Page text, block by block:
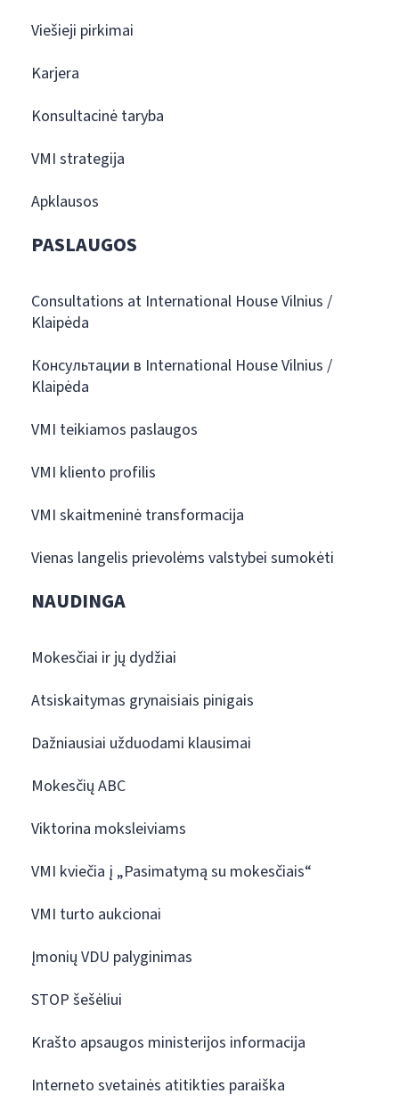
Viešieji pirkimai
Karjera
Konsultacinė taryba
VMI strategija
Apklausos
PASLAUGOS
Consultations at International House Vilnius /
Klaipėda
Консультации в International House Vilnius /
Klaipėda
VMI teikiamos paslaugos
VMI kliento profilis
VMI skaitmeninė transformacija
Vienas langelis prievolėms valstybei sumokėti
NAUDINGA
Mokesčiai ir jų dydžiai
Atsiskaitymas grynaisiais pinigais
Dažniausiai užduodami klausimai
Mokesčių ABC
Viktorina moksleiviams
VMI kviečia į „Pasimatymą su mokesčiais“
VMI turto aukcionai
Įmonių VDU palyginimas
STOP šešėliui
Krašto apsaugos ministerijos informacija
Interneto svetainės atitikties paraiška